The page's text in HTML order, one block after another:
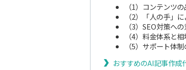
（1）コンテンツ
（2）「人の手」
（3）SEO対策へ
（4）料金体系と
（5）サポート体
おすすめのAI記事作成